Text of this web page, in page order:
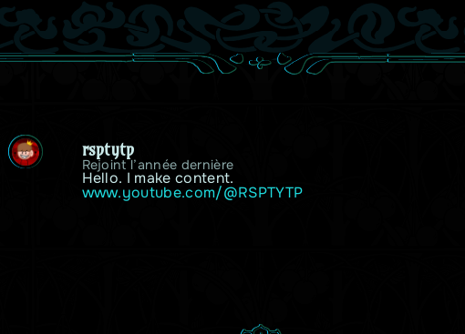
rsptytp
Rejoint l’année dernière
Hello. I make content.
www.youtube.com/@RSPTYTP